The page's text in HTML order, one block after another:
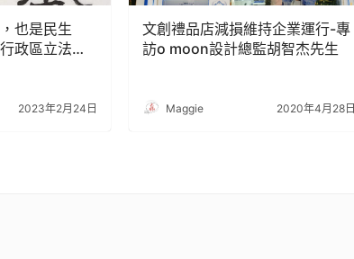
也是民生
政區立法會
2023年2月24日
文創禮品店減損維持企業運行-專
訪o moon設計總監胡智杰先生
Maggie 2020年4月28日